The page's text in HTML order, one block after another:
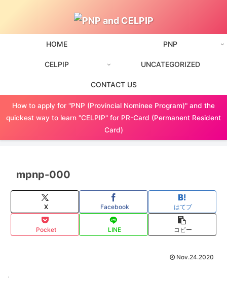
HOME PNP
CELPIP UNCATEGORIZED
CONTACT US
How to apply for "PNP (Provincial Nominee Program)" and the
quickest way to learn "CELPIP" for PR-Card (Permanent Resident
Card)
mpnp-000
X Facebook はてブ
Pocket LINE コピー
Nov.24.2020